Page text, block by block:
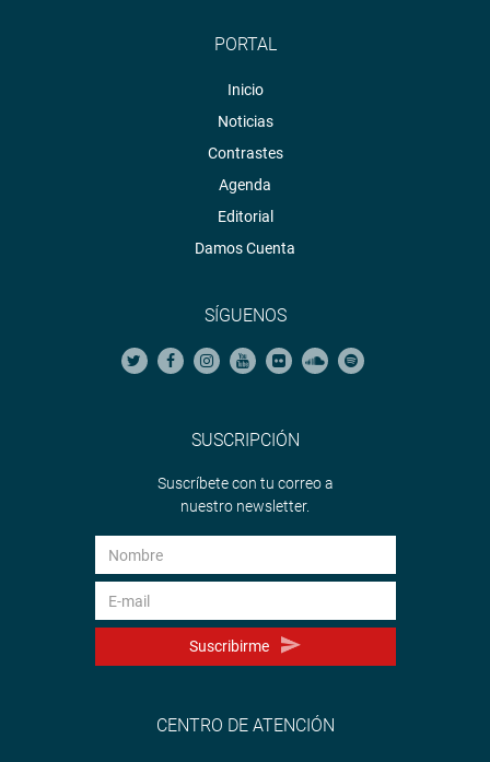
PORTAL
Inicio
Noticias
Contrastes
Agenda
Editorial
Damos Cuenta
SÍGUENOS
SUSCRIPCIÓN
Suscríbete con tu correo a
nuestro newsletter.
Suscribirme
CENTRO DE ATENCIÓN